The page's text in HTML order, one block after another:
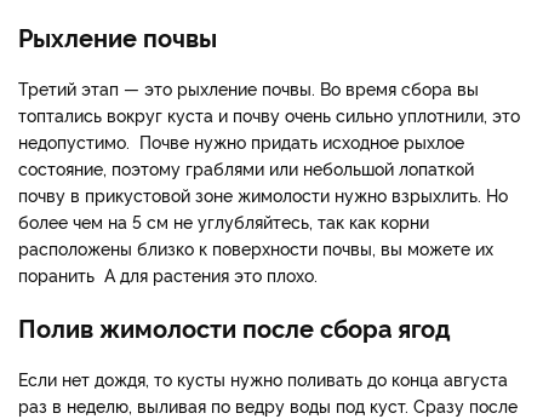
Рыхление почвы
Третий этап — это рыхление почвы. Во время сбора вы
топтались вокруг куста и почву очень сильно уплотнили, это
недопустимо. Почве нужно придать исходное рыхлое
состояние, поэтому граблями или небольшой лопаткой
почву в прикустовой зоне жимолости нужно взрыхлить. Но
более чем на 5 см не углубляйтесь, так как корни
расположены близко к поверхности почвы, вы можете их
поранить А для растения это плохо.
Полив жимолости после сбора ягод
Если нет дождя, то кусты нужно поливать до конца августа
раз в неделю, выливая по ведру воды под куст. Сразу после